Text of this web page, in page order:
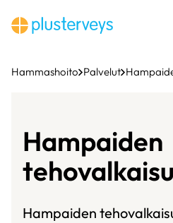
sisältöön
Hammashoito Palvelut
Hampaiden
tehovalkaisu
Hampaiden